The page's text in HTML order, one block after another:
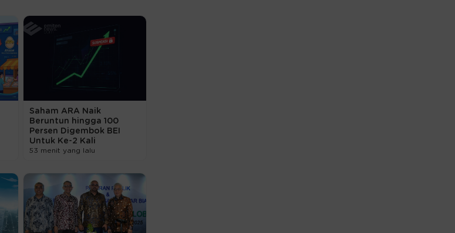
Saham ARA Naik
Beruntun hingga 100
Persen Digembok BEI
Untuk Ke-2 Kali
53 menit yang lalu